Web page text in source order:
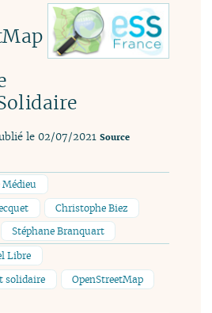
le 02/07/2021 Source
Médieu
Christophe Biez
Stéphane Branquart
Libre
solidaire
OpenStreetMap